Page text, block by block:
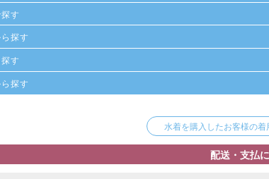
す
探す
す
探す
水着を購入したお客様の
配送・支払